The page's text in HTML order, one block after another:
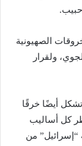
حبيب.
الصهيونية
ولقرار
تشكل أيضًا خرقًا
كل أساليب
“إسرائيل” من